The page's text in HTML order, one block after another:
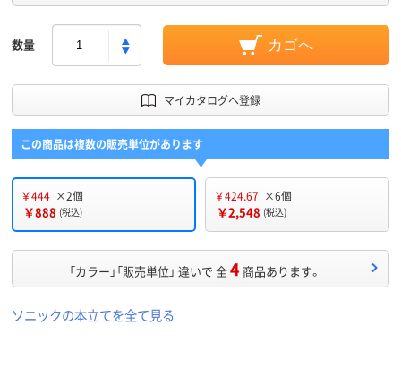
数量 カゴへ
マイカタログへ登録
この商品は複数の販売単位があります
￥444 ×2個
￥888 (税込)
￥424.67 ×6個
￥2,548 (税込)
「カラー」「販売単位」 違いで 全4 商品あります。
ソニックの本立てを全て見る